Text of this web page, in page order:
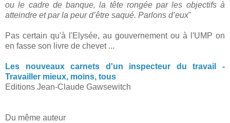
ou le cadre de banque, la tête rongée par les objectifs à
atteindre et par la peur d’être saqué. Parlons d’eux"
Pas certain qu'à l'Elysée, au gouvernement ou à l'UMP on
en fasse son livre de chevet ...
Les nouveaux carnets d'un inspecteur du travail -
Travailler mieux, moins, tous
Editions Jean-Claude Gawsewitch
Du même auteur